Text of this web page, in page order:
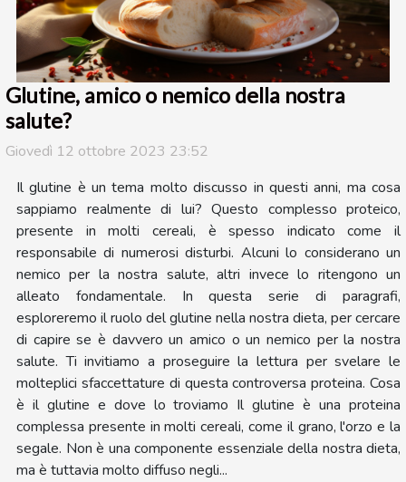
Glutine, amico o nemico della nostra
salute?
Giovedì 12 ottobre 2023 23:52
Il glutine è un tema molto discusso in questi anni, ma cosa
sappiamo realmente di lui? Questo complesso proteico,
presente in molti cereali, è spesso indicato come il
responsabile di numerosi disturbi. Alcuni lo considerano un
nemico per la nostra salute, altri invece lo ritengono un
alleato fondamentale. In questa serie di paragrafi,
esploreremo il ruolo del glutine nella nostra dieta, per cercare
di capire se è davvero un amico o un nemico per la nostra
salute. Ti invitiamo a proseguire la lettura per svelare le
molteplici sfaccettature di questa controversa proteina. Cosa
è il glutine e dove lo troviamo Il glutine è una proteina
complessa presente in molti cereali, come il grano, l'orzo e la
segale. Non è una componente essenziale della nostra dieta,
ma è tuttavia molto diffuso negli...